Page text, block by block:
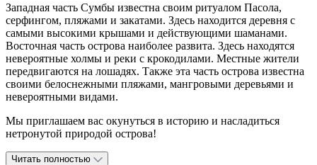
Западная часть Сумбы известна своим ритуалом Пасола,
серфингом, пляжами и закатами. Здесь находится деревня с
самыми высокими крышами и действующими шаманами.
Восточная часть острова наиболее развита. Здесь находятся
невероятные холмы и реки с крокодилами. Местные жители
передвигаются на лошадях. Также эта часть острова известна
своими белоснежными пляжами, мангровыми деревьями и
невероятными видами.
Мы приглашаем вас окунуться в историю и насладиться
нетронутой природой острова!
Читать полностью